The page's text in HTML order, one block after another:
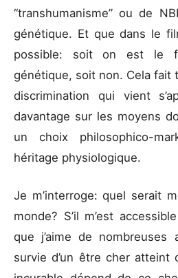
“transhumanisme” ou de
génétique. Et que dans le
possible: soit on est le
génétique, soit non. Cela fait
discrimination qui vient
davantage sur les moyens
un choix philosophico-
héritage physiologique.
Je m’interroge: quel serait
monde? S’il m’est
que j’aime de nombreuses
survie d’un être cher atteint